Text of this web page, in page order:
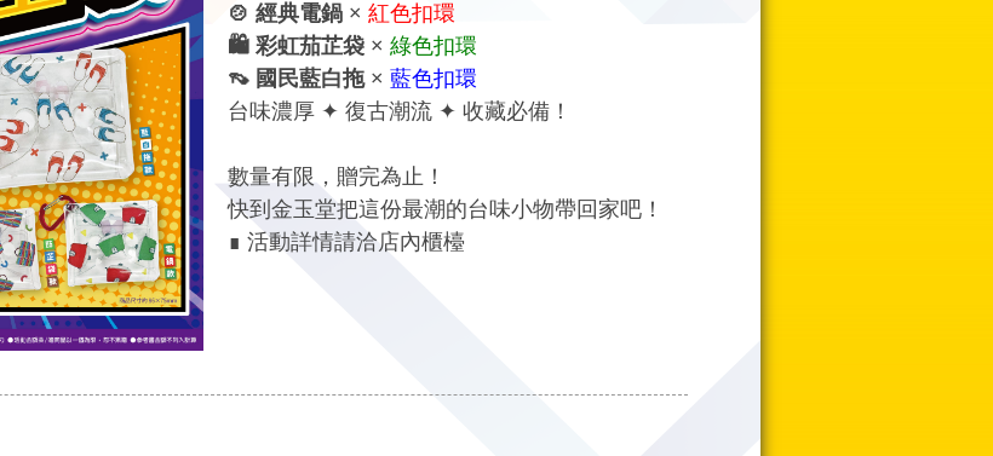
🍲 經典電鍋 × 紅色扣環
🛍 彩虹茄芷袋 × 綠色扣環
👡 國民藍白拖× 藍色扣環
台味濃厚 ✦ 復古潮流 ✦ 收藏必備！
數量有限，贈完為止！
快到金玉堂把這份最潮的台味小物帶回家吧！
∎ 活動詳情請洽店內櫃檯